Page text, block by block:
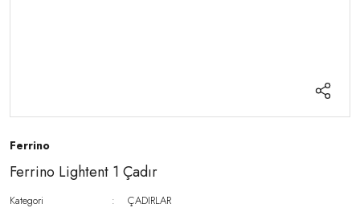
Ferrino
Ferrino Lightent 1 Çadır
Kategori
ÇADIRLAR